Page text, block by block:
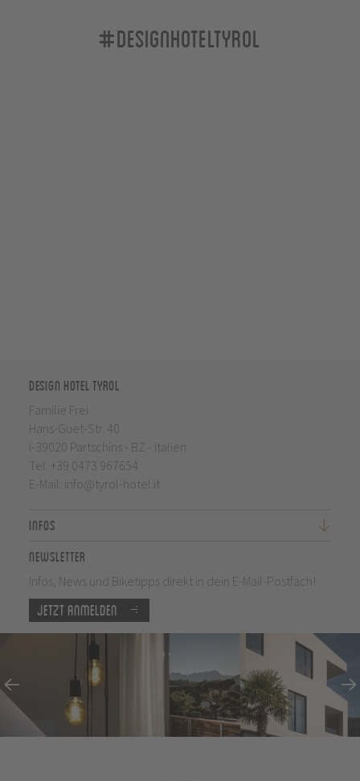
#designhoteltyrol
Design Hotel Tyrol
Familie Frei
Hans-Guet-Str. 40
I-39020 Partschins - BZ - Italien
Tel. +39 0473 967654
E-Mail: info@tyrol-hotel.it
Infos
Newsletter
Infos, News und Biketipps direkt in dein E-Mail-Postfach!
Jetzt anmelden